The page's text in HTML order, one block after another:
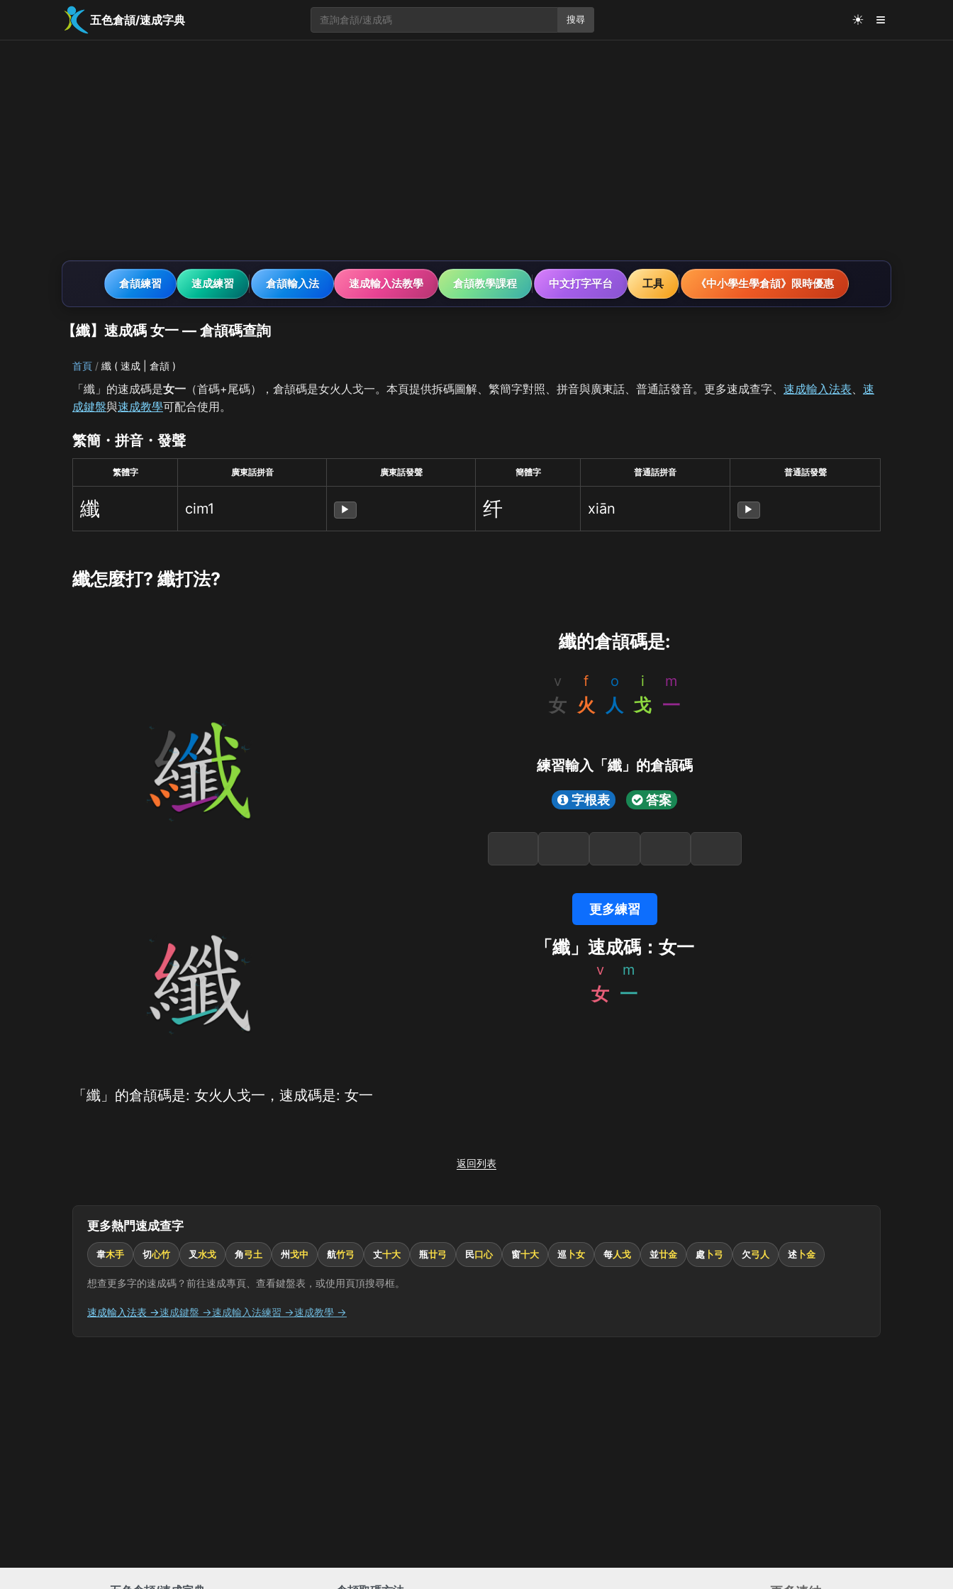
五色倉頡/速成字典 搜尋 ☀ ≡
倉頡練習 速成練習 倉頡輸入法 速成輸入法教學 倉頡教學課程 中文打字平台 工具 《中小學生學倉頡》限時優惠
【纖】速成碼 女一 — 倉頡碼查詢
首頁 纖 ( 速成 | 倉頡 )
「纖」的速成碼是女一 （首碼+尾碼），倉頡碼是女火人戈一。本頁提供拆碼圖解、繁簡字對照、拼音與廣東話、普通話發音。更多速成查字、 速成輸入法表、 速
成鍵盤與速成教學可配合使用。
繁簡・拼音・發聲
繁體字 廣東話拼音 廣東話發聲 簡體字 普通話拼音 普通話發聲
纖 cim1 ▶ 纤 xiān ▶
纖怎麼打? 纖打法?
纖的倉頡碼是:
v
女
f
火
o
人
i
戈
m
一
練習輸入「纖」的倉頡碼
字根表 答案
更多練習
「纖」速成碼：女一
v
女
m
一
「纖」的倉頡碼是: 女火人戈一，速成碼是: 女一
返回列表
更多熱門速成查字
韋木手 切心竹 叉水戈 角弓土 州戈中 航竹弓 丈十大 瓶廿弓 民口心 窗十大 巡 卜女 每人戈 並廿金 處 卜弓 欠弓人 述 卜金
想查更多字的速成碼？前往速成專頁、查看鍵盤表，或使用頁頂搜尋框。
速成輸入法表 →速成鍵盤 →速成輸入法練習 →速成教學 →